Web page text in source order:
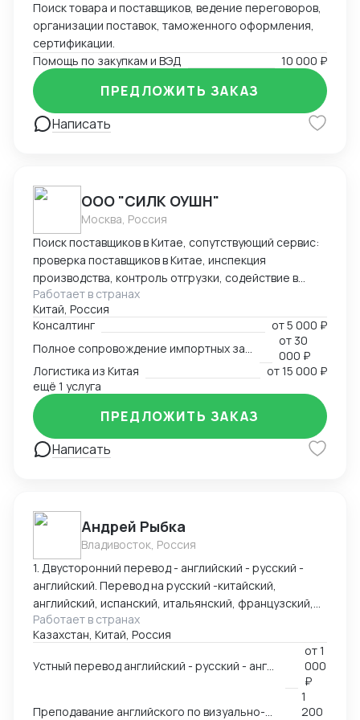
переписка на китайском и английском, перевод
переговоров , в т.ч. онлайн. поставщиков и
транспортных компаний. Почему выбирают меня: У
Опыт с 2017 года • Живу в Китае, есть команда •
Мгновенный выход на китайских поставщиков
Проверка качества: видео, фото, примерка,
эксплуатация Понимаю разницу между китайским и
Поиск товара и поставщиков, ведение переговоров,
организации поставок, таможенного оформления,
сертификации.
Помощь по закупкам и ВЭД
10 000 ₽
Написать
ПРЕДЛОЖИТЬ ЗАКАЗ
ООО "СИЛК ОУШН"
Москва, Россия
Поиск поставщиков в Китае, сопутствующий сервис:
проверка поставщиков в Китае, инспекция
производства, контроль отгрузки, содействие в
заключении контрактов. Организация логистики
всеми видами транспорта, содействие в
таможенном оформлении, сервисная логистика
"door to door". Опыт работы более 15 лет, широкая
номенклатура грузов.
Работает в странах
Китай, Россия
Консалтинг
от5 000 ₽
от 30
000 ₽
Логистика из Китая
от15 000 ₽
ещё 1 услуга
Написать
ПРЕДЛОЖИТЬ ЗАКАЗ
Андрей Рыбка
Владивосток, Россия
1. Двусторонний перевод - английский - русский -
английский. Перевод на русский -китайский,
английский, испанский, итальянский, французский,
немецкий. 2. Тренер по поведенческой
безопасности, способный повысить эффективность
труда путем вовлечения персонала в осмысление
безопасности как на личностном уровне, так и на
трансформационного подхода, влияющим на
Работает в странах
Казахстан, Китай, Россия
Устный перевод английский - русский - английский и перевод текстов (китайский, испанский, итальянский).
от1
000
₽
Преподавание английского по визуально-ассоциативной системе
1
200